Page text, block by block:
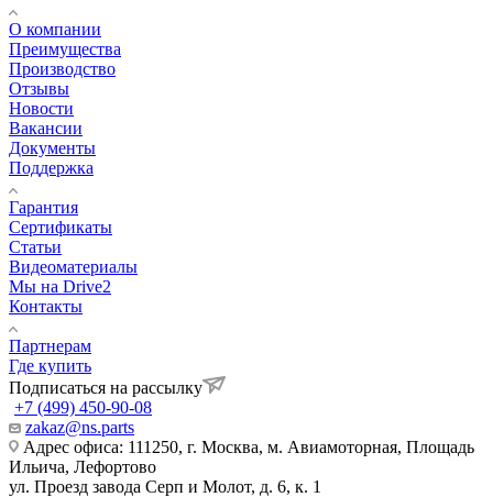
О компании
Преимущества
Производство
Отзывы
Новости
Вакансии
Документы
Поддержка
Гарантия
Сертификаты
Статьи
Видеоматериалы
Мы на Drive2
Контакты
Партнерам
Где купить
Подписаться на рассылку
+7 (499) 450-90-08
zakaz@ns.parts
Адрес офиса: 111250, г. Москва, м. Авиамоторная, Площадь
Ильича, Лефортово
ул. Проезд завода Серп и Молот, д. 6, к. 1